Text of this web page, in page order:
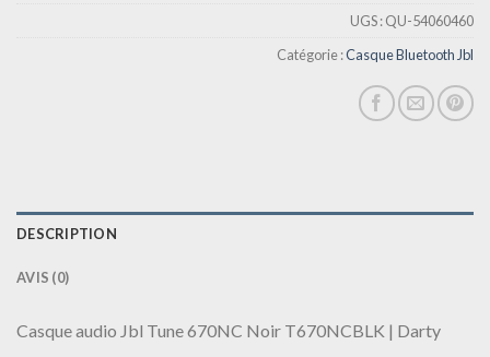
UGS :QU-54060460
Catégorie :Casque Bluetooth Jbl
DESCRIPTION
AVIS (0)
Casque audio Jbl Tune 670NC Noir T670NCBLK | Darty